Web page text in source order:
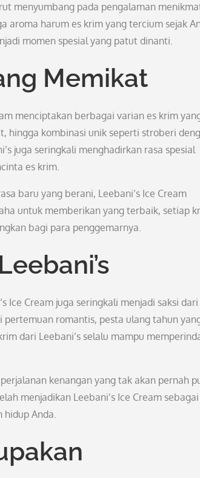
menyumbang pada pengalaman
aroma harum es krim yang tercium sejak
momen spesial yang patut dinanti.
Memikat
menciptakan berbagai varian es krim
hingga kombinasi unik seperti stroberi
juga seringkali menghadirkan rasa spesial
es krim.
baru yang berani, Leebani’s Ice Cream
untuk memberikan yang terbaik, setiap
bagi para penggemarnya.
Ice Cream juga seringkali menjadi saksi dari
romantis, pesta ulang tahun
dari Leebani’s selalu mampu
kenangan yang tak akan pernah
menjadikan Leebani’s Ice Cream sebagai
Anda.